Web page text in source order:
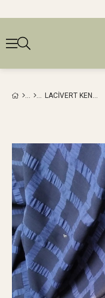
LACIVERT KENDINDEN EKOSELI PAMUK VUAL (EN 120 CM X BOY 160 CM)